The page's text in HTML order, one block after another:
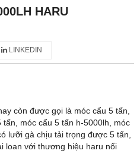
HARU
LINKEDIN
còn được gọi là móc cẩu 5 tấn,
móc cẩu 5 tấn h-5000lh, móc
lưỡi gà chịu tải trọng được 5 tấn,
loan với thương hiệu haru nổi